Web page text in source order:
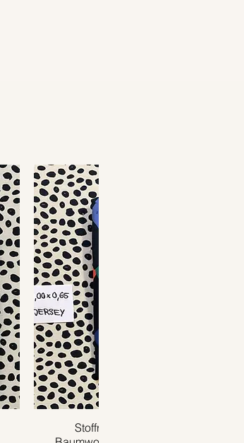
Schnellansicht
Stoffrest 1m x 0.65m